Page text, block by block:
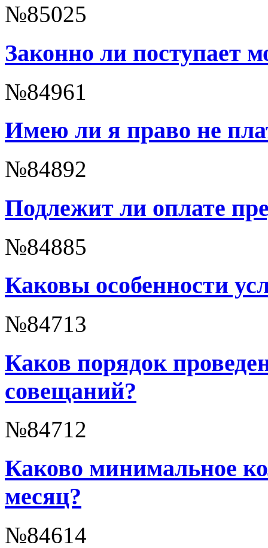
№85025
Законно ли поступает
№84961
Имею ли я право не
№84892
Подлежит ли оплате
№84885
Каковы особенности
№84713
Каков порядок
совещаний?
№84712
Каково минимальное
месяц?
№84614